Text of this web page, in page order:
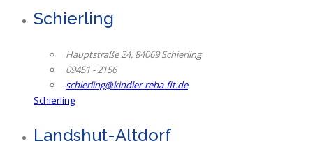
Schierling
Hauptstraße 24, 84069 Schierling
09451 - 2156
schierling@kindler-reha-fit.de
Schierling
Landshut-Altdorf